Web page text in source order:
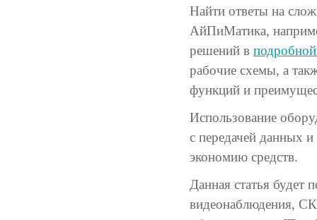
Найти ответы на
АйПиМатика,
решений в подробной
рабочие схемы, а
функций и
Использование
с передачей данных
экономию средств.
Данная статья будет
видеонаблюдения,